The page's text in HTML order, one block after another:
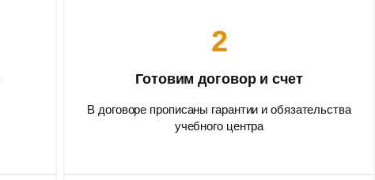
2
Готовим договор и счет
В договоре прописаны гарантии и обязательства
учебного центра